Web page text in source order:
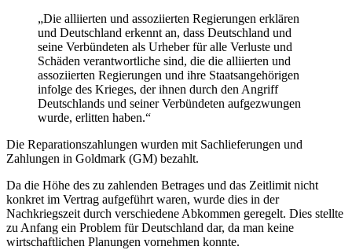
„Die alliierten und assoziierten Regierungen erklären
und Deutschland erkennt an, dass Deutschland und
seine Verbündeten als Urheber für alle Verluste und
Schäden verantwortliche sind, die die alliierten und
assoziierten Regierungen und ihre Staatsangehörigen
infolge des Krieges, der ihnen durch den Angriff
Deutschlands und seiner Verbündeten aufgezwungen
wurde, erlitten haben.“
Die Reparationszahlungen wurden mit Sachlieferungen und
Zahlungen in Goldmark (GM) bezahlt.
Da die Höhe des zu zahlenden Betrages und das Zeitlimit nicht
konkret im Vertrag aufgeführt waren, wurde dies in der
Nachkriegszeit durch verschiedene Abkommen geregelt. Dies stellte
zu Anfang ein Problem für Deutschland dar, da man keine
wirtschaftlichen Planungen vornehmen konnte.